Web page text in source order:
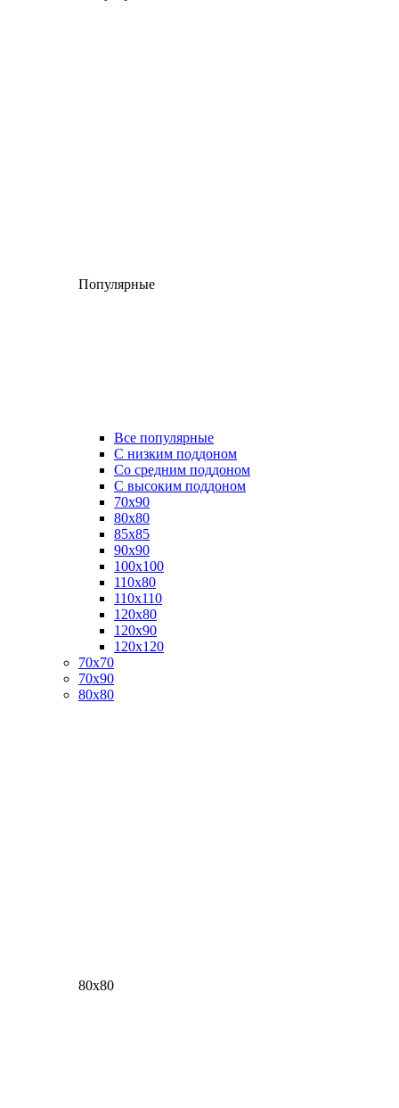
Популярные
Все популярные
C низким поддоном
Со средним поддоном
С высоким поддоном
70х90
80х80
85х85
90х90
100х100
110х80
110х110
120х80
120х90
120х120
70х70
70х90
80х80
80х80